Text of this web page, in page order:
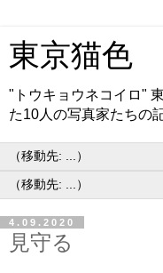
東京猫色
"トウキョウネコイロ"
た10人の写真家たちの
4.09.2020
見守る